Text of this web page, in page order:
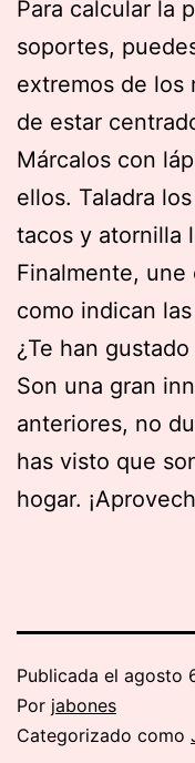
Para calcular la
soportes,
extremos de los
de estar
Márcalos con
ellos. Taladra
tacos y atornilla
Finalmente,
como indican
¿Te han
Son una gran
anteriores, no
has visto que
hogar.
Publicada el agosto
Por jabones
Categorizado como